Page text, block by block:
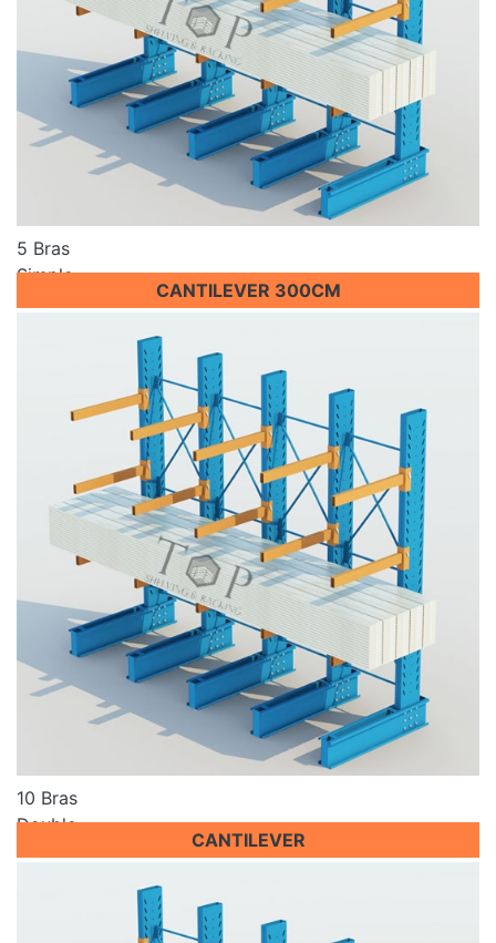
5 Bras
Simple
Prix sur demande
CANTILEVER 300CM
10 Bras
Double
Prix sur demande
CANTILEVER